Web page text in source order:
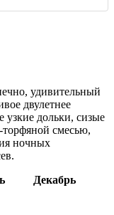
удивительный
двулетнее
дольки, сизые
смесью,
ночных
Декабрь